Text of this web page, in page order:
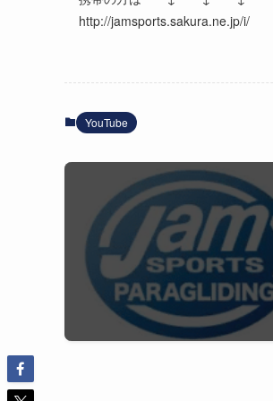
http://jamsports.sakura.ne.jp/i/
YouTube